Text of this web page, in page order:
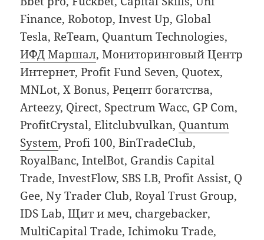
Finance, Robotop, Invest Up, Global
Tesla, ReTeam, Quantum Technologies,
ИФД Маршал, Мониторинговый Центр
Интернет, Profit Fund Seven, Quotex,
MNLot, X Bonus, Рецепт богатства,
Arteezy, Qirect, Spectrum Wacc, GP Com,
ProfitCrystal, Elitclubvulkan, Quantum
System, Profi 100, BinTradeClub,
RoyalBanc, IntelBot, Grandis Capital
Trade, InvestFlow, SBS LB, Profit Assist, Q
Gee, Ny Trader Club, Royal Trust Group,
IDS Lab, Щит и меч, chargebacker,
MultiCapital Trade, Ichimoku Trade,